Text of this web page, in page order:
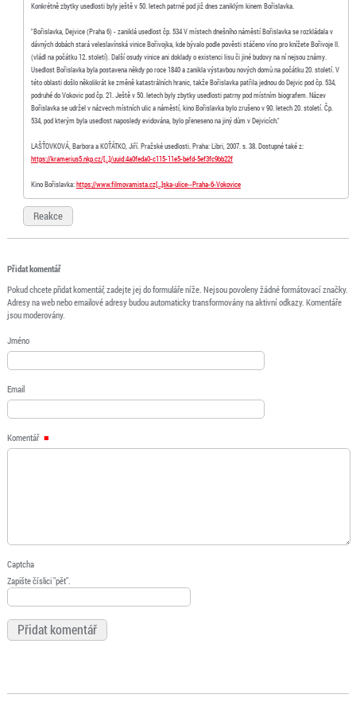
Konkrétně zbytky usedlosti byly ještě v 50. letech patrné pod již dnes zaniklým kinem Bořislavka.
"Bořislavka, Dejvice (Praha 6) - zaniklá usedlost čp. 534 V místech dnešního náměstí Bořislavka se rozkládala v
dávných dobách stará veleslavínská vinice Bořivojka, kde bývalo podle pověsti stáčeno víno pro knížete Bořivoje II.
(vládl na počátku 12. století). Další osudy vinice ani doklady o existenci lisu či jiné budovy na ní nejsou známy.
Usedlost Bořislavka byla postavena někdy po roce 1840 a zanikla výstavbou nových domů na počátku 20. století. V
této oblasti došlo několikrát ke změně katastrálních hranic, takže Bořislavka patřila jednou do Dejvic pod čp. 534,
podruhé do Vokovic pod čp. 21. Ještě v 50. letech byly zbytky usedlosti patrny pod místním biografem. Název
Bořislavka se udržel v názvech místních ulic a náměstí, kino Bořislavka bylo zrušeno v 90. letech 20. století. Čp.
534, pod kterým byla usedlost naposledy evidována, bylo přeneseno na jiný dům v Dejvicích."
LAŠŤOVKOVÁ, Barbora a KOŤÁTKO, Jiří. Pražské usedlosti. Praha: Libri, 2007. s. 38. Dostupné také z:
https://kramerius5.nkp.cz/[…]/uuid:4a0feda0-c115-11e5-befd-5ef3fc9bb22f
Kino Bořislavka:https://www.filmovamista.cz[…]ska-ulice--Praha-6-Vokovice
Reakce
Přidat komentář
Pokud chcete přidat komentář, zadejte jej do formuláře níže. Nejsou povoleny žádné formátovací značky.
Adresy na web nebo emailové adresy budou automaticky transformovány na aktivní odkazy. Komentáře
jsou moderovány.
Jméno
Email
Komentář
Captcha
Zapište číslici "pět".